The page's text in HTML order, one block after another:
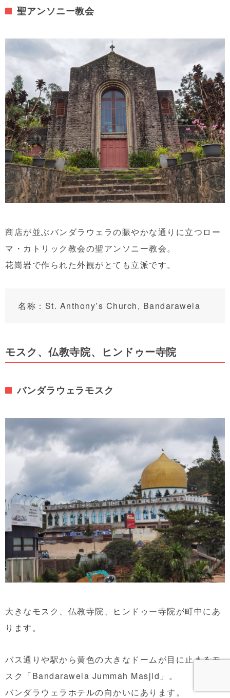
聖アンソニー教会
商店が並ぶバンダラウェラの賑やかな通りに立つロー
マ・カトリック教会の聖アンソニー教会。
花崗岩で作られた外観がとても立派です。
名称：St. Anthony’s Church, Bandarawela
モスク、仏教寺院、ヒンドゥー寺院
バンダラウェラモスク
大きなモスク、仏教寺院、ヒンドゥー寺院が町中にあ
ります。
バス通りや駅から黄色の大きなドームが目に止まるモ
スク「Bandarawela Jummah Masjid」。
バンダラウェラホテルの向かいにあります。